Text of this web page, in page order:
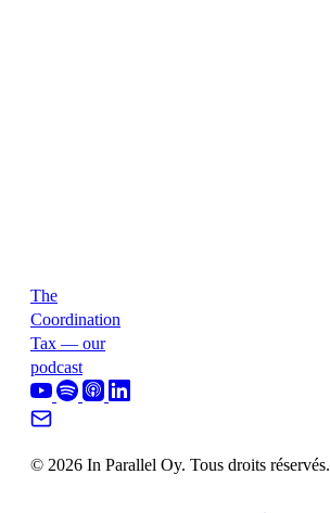
The
Coordination
Tax — our
podcast
© 2026 In Parallel Oy. Tous droits réservés.